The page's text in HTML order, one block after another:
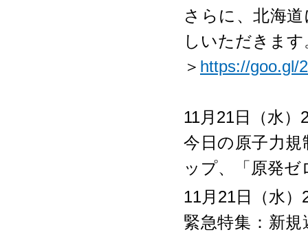
さらに、北海
しいただきま
＞ https://goo.gl/
11月21日（水
今日の原子力規
ップ、「原発ゼ
11月21日（水
緊急特集：新